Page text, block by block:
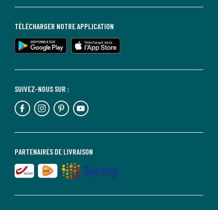
PARTENAIRES DE LIVRAISON
SUIVEZ-NOUS SUR :
TÉLÉCHARGER NOTRE APPLICATION